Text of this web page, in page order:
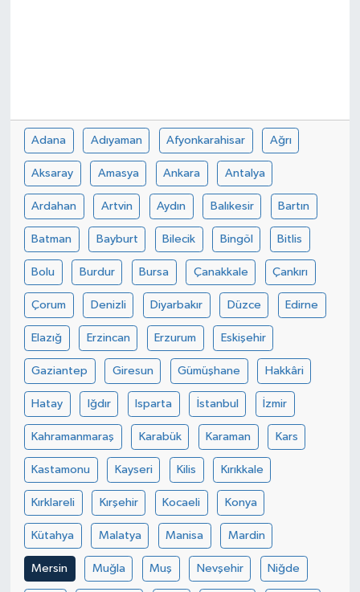
Adana Adıyaman Afyonkarahisar Ağrı
Aksaray Amasya Ankara Antalya
Ardahan Artvin Aydın Balıkesir Bartın
Batman Bayburt Bilecik Bingöl Bitlis
Bolu Burdur Bursa Çanakkale Çankırı
Çorum Denizli Diyarbakır Düzce Edirne
Elazığ Erzincan Erzurum Eskişehir
Gaziantep Giresun Gümüşhane Hakkâri
Hatay Iğdır Isparta İstanbul İzmir
Kahramanmaraş Karabük Karaman Kars
Kastamonu Kayseri Kilis Kırıkkale
Kırklareli Kırşehir Kocaeli Konya
Kütahya Malatya Manisa Mardin
Mersin Muğla Muş Nevşehir Niğde